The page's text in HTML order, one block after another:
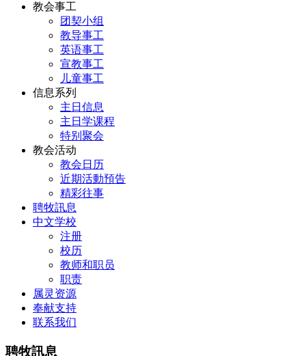
教会事工
团契小组
教导事工
英语事工
宣教事工
儿童事工
信息系列
主日信息
主日学课程
特别聚会
教会活动
教会日历
近期活動預告
精彩往事
聘牧訊息
中文学校
注册
校历
教师和职员
职责
属灵资源
奉献支持
联系我们
聘牧訊息